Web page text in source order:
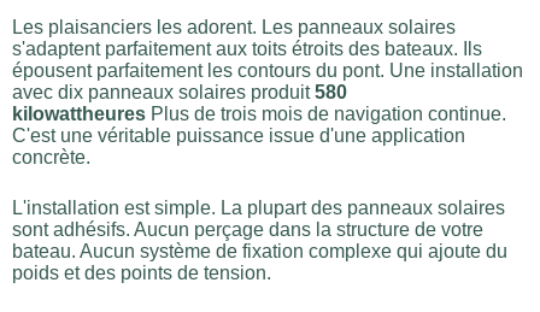
Les plaisanciers les adorent. Les panneaux solaires
s'adaptent parfaitement aux toits étroits des bateaux. Ils
épousent parfaitement les contours du pont. Une installation
avec dix panneaux solaires produit580
kilowattheures Plus de trois mois de navigation continue.
C'est une véritable puissance issue d'une application
concrète.
L'installation est simple. La plupart des panneaux solaires
sont adhésifs. Aucun perçage dans la structure de votre
bateau. Aucun système de fixation complexe qui ajoute du
poids et des points de tension.